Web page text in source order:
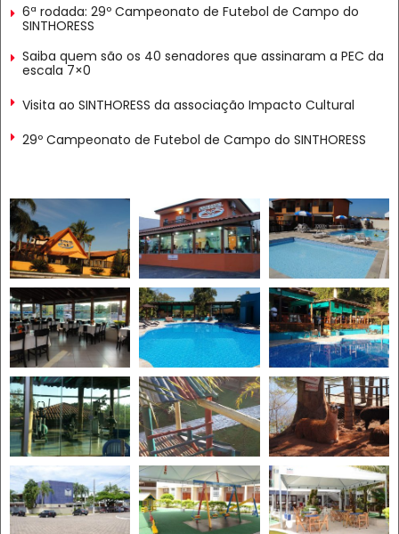
6ª rodada: 29º Campeonato de Futebol de Campo do
SINTHORESS
Saiba quem são os 40 senadores que assinaram a PEC da
escala 7×0
Visita ao SINTHORESS da associação Impacto Cultural
29º Campeonato de Futebol de Campo do SINTHORESS